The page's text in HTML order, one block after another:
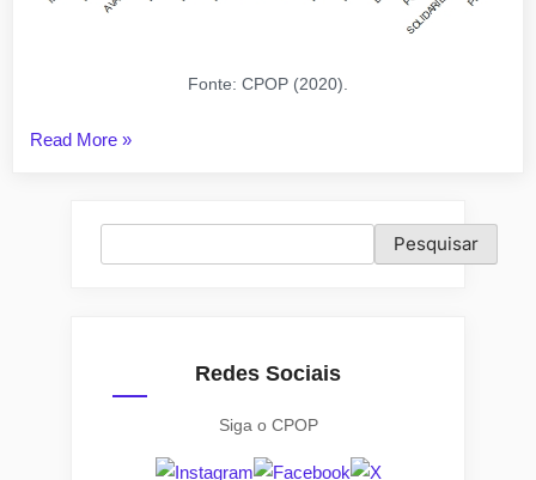
Fonte: CPOP (2020).
Read More“Apelo
do
»
Pesquisar
Redes Sociais
Siga o CPOP